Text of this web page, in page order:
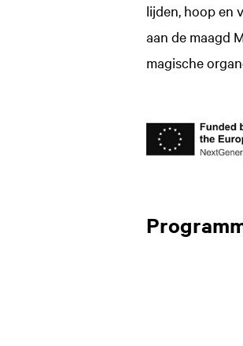
lijden, hoop en
aan de maagd
magische